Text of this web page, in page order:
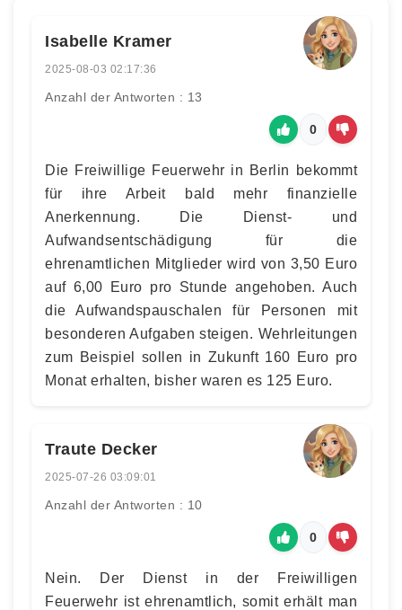
Isabelle Kramer
2025-08-03 02:17:36
Anzahl der Antworten : 13
0
Die Freiwillige Feuerwehr in Berlin bekommt
für ihre Arbeit bald mehr finanzielle
Anerkennung. Die Dienst- und
Aufwandsentschädigung für die
ehrenamtlichen Mitglieder wird von 3,50 Euro
auf 6,00 Euro pro Stunde angehoben. Auch
die Aufwandspauschalen für Personen mit
besonderen Aufgaben steigen. Wehrleitungen
zum Beispiel sollen in Zukunft 160 Euro pro
Monat erhalten, bisher waren es 125 Euro.
Traute Decker
2025-07-26 03:09:01
Anzahl der Antworten : 10
0
Nein. Der Dienst in der Freiwilligen
Feuerwehr ist ehrenamtlich, somit erhält man